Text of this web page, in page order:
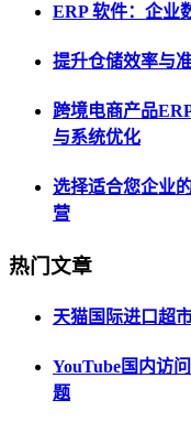
ERP 软件：企业
提升仓储效率与
跨境电商产品
与系统优化
选择适合您企业
营
热门文章
天猫国际进口超
YouTube国内访
题